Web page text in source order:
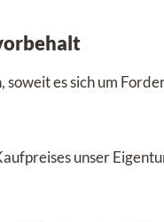
es sich um
unser